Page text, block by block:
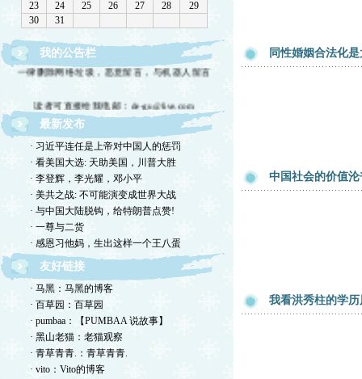
我的公告栏
一律删除网络垃圾，恶意留言，与机器人留言
欢迎留言交流，恕我不一一回复，敬请体谅。
欢迎转摘，包括国国内网站，但请注明出处！
欢迎光临德孤的小岛！谢绝网络垃圾！
最新发布
· 习近平连任是上帝对中国人的惩罚
· 看美国大选: 天助美国，川普大胜
· 李登辉，李光耀，邓小平
· 美共之战: 不可能演变成世界大战
· 与中国大陆脱钩，给特朗普点赞!
· 一尊与二货
· 感恩习他妈，生出这样一个王八蛋
友好链接
· 马黑：马黑的博客
· 百草园：百草园
· pumbaa：【PUMBAA 说故事】
· 黑山老猫：老猫观察
· 青草青青.：青草青青.
· vito：Vito的博客
同性婚姻合法化
中国社会的价值
我看洪秀柱的学历